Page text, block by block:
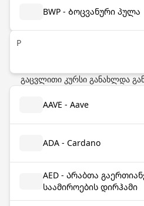
BWP - Ბოცვანური პულა
P
გაცვლითი კურსი განახლდა
AAVE - Aave
ADA - Cardano
AED - Არაბთა
საამიროების დირჰამი